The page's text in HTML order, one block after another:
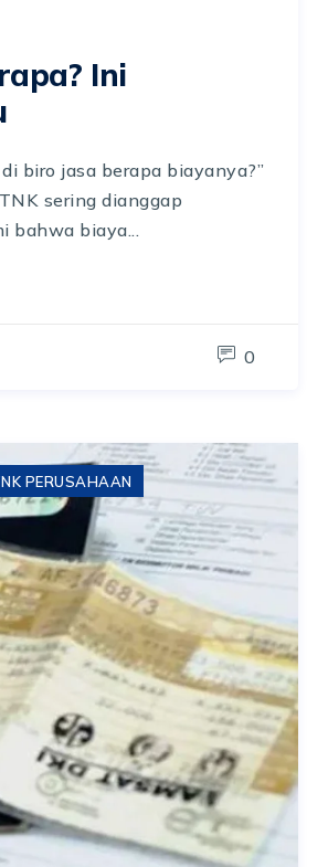
Ini
biro jasa berapa biayanya?”
sering dianggap
bahwa biaya...
0
PERUSAHAAN